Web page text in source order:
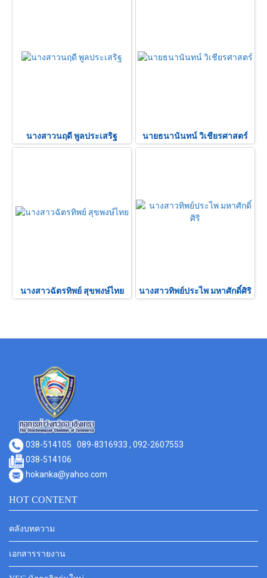
นางสาวนฤดี พูลประเสริฐ นายธนานันทน์ วิเชียรศาสตร์
นางสาวฉัตรทิพย์ สุขพงษ์ไทย นางสาวทิพย์ประไพ มหาศักดิ์ศิริ
038-514105 089-8316933 , 092-2607553
038-514106
hokanka@yahoo.com
HOT CONTENT
คลังบทความ
เอกสารรายงาน